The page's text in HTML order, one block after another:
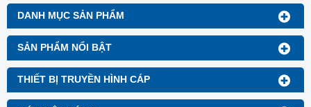
DANH MỤC SẢN PHẨM
SẢN PHẨM NỔI BẬT
THIẾT BỊ TRUYỀN HÌNH CÁP